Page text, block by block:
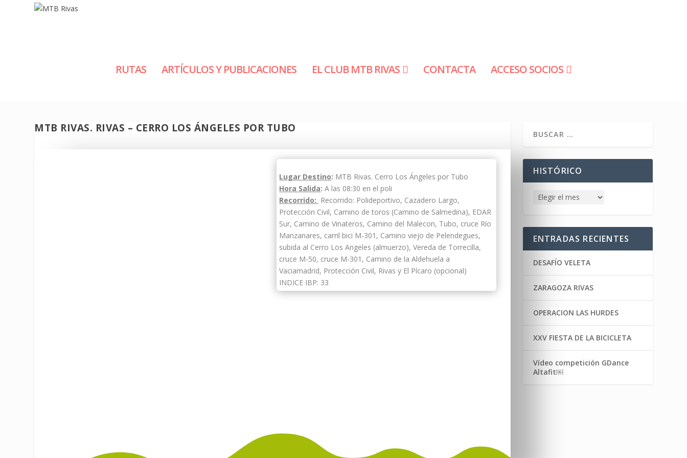
RUTAS ARTÍCULOS Y PUBLICACIONES EL CLUB MTB RIVAS CONTACTA ACCESO SOCIOS
MTB RIVAS. RIVAS – CERRO LOS ÁNGELES POR TUBO
Lugar Destino: MTB Rivas. Cerro Los Ángeles por Tubo
Hora Salida: A las 08:30 en el poli
Recorrido: Recorrido: Polideportivo, Cazadero Largo,
Protección Civil, Camino de toros (Camino de Salmedina), EDAR
Sur, Camino de Vinateros, Camino del Malecon, Tubo, cruce Río
Manzanares, carril bici M-301, Camino viejo de Pelendegues,
subida al Cerro Los Angeles (almuerzo), Vereda de Torrecilla,
cruce M-50, cruce M-301, Camino de la Aldehuela a
Vaciamadrid, Protección Civil, Rivas y El Pícaro (opcional)
INDICE IBP: 33
HISTÓRICO
ENTRADAS RECIENTES
DESAFÍO VELETA
ZARAGOZA RIVAS
OPERACION LAS HURDES
XXV FIESTA DE LA BICICLETA
Vídeo competición GDance
Altafit￼